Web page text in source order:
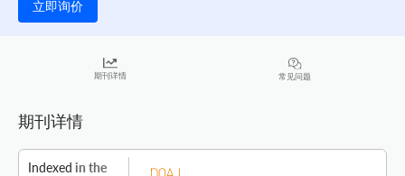
立即询价
期刊详情 常见问题
期刊详情
Indexed in the